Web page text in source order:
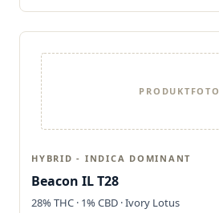
PRODUKTFOTO
HYBRID - INDICA DOMINANT
Beacon IL T28
28% THC · 1% CBD · Ivory Lotus